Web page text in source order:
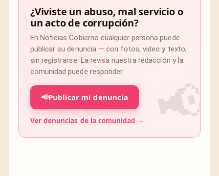
¿Viviste un abuso, mal servicio o
un acto de corrupción?
En Noticias Gobierno cualquier persona puede
publicar su denuncia — con fotos, video y texto,
sin registrarse. La revisa nuestra redacción y la
comunidad puede responder.
📢Publicar mi denuncia
Ver denuncias de la comunidad →